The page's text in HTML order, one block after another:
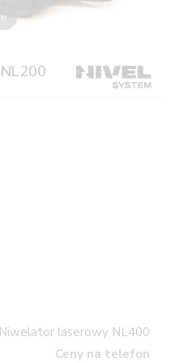
Niwelator laserowy NL400
Ceny na telefon